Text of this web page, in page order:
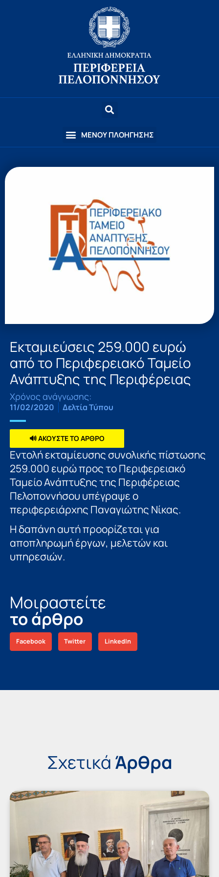
Εκταμιεύσεις 259.000 ευρώ
από το Περιφερειακό Ταμείο
Ανάπτυξης της Περιφέρειας
Χρόνος ανάγνωσης:
11/02/2020 Δελτία Τύπου
🔊 ΑΚΟΥΣΤΕ ΤΟ ΑΡΘΡΟ
Εντολή εκταμίευσης συνολικής πίστωσης
259.000 ευρώ προς το Περιφερειακό
Ταμείο Ανάπτυξης της Περιφέρειας
Πελοποννήσου υπέγραψε ο
περιφερειάρχης Παναγιώτης Νίκας.
Η δαπάνη αυτή προορίζεται για
αποπληρωμή έργων, μελετών και
υπηρεσιών.
Μοιραστείτε
το άρθρο
Facebook Twitter LinkedIn
Σχετικά Άρθρα